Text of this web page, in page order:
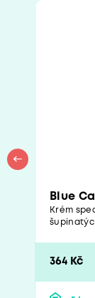
Blue
Krém
364 Kč